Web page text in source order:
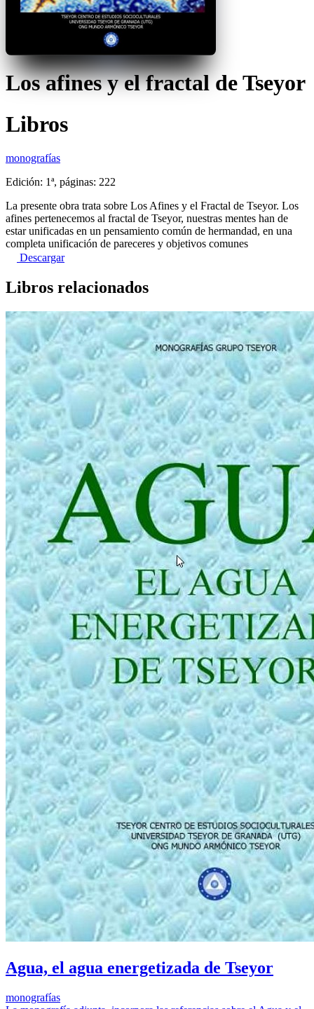
Los afines y el fractal de Tseyor
Libros
monografías
Edición: 1ª, páginas: 222
La presente obra trata sobre Los Afines y el Fractal de Tseyor. Los
afines pertenecemos al fractal de Tseyor, nuestras mentes han de
estar unificadas en un pensamiento común de hermandad, en una
completa unificación de pareceres y objetivos comunes
Descargar
Libros relacionados
Agua, el agua energetizada de Tseyor
monografías